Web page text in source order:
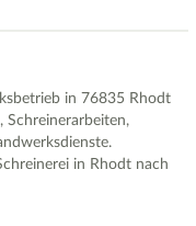
in 76835 Rhodt
Schreinerarbeiten,
in Rhodt nach